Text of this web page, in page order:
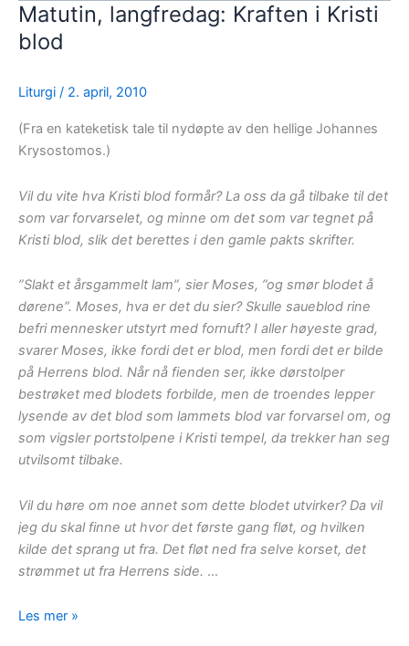
Matutin, langfredag: Kraften i Kristi
blod
Liturgi / 2. april, 2010
(Fra en kateketisk tale til nydøpte av den hellige Johannes
Krysostomos.)
Vil du vite hva Kristi blod formår? La oss da gå tilbake til det
som var forvarselet, og minne om det som var tegnet på
Kristi blod, slik det berettes i den gamle pakts skrifter.
”Slakt et årsgammelt lam”, sier Moses, ”og smør blodet å
dørene”. Moses, hva er det du sier? Skulle saueblod rine
befri mennesker utstyrt med fornuft? I aller høyeste grad,
svarer Moses, ikke fordi det er blod, men fordi det er bilde
på Herrens blod. Når nå fienden ser, ikke dørstolper
bestrøket med blodets forbilde, men de troendes lepper
lysende av det blod som lammets blod var forvarsel om, og
som vigsler portstolpene i Kristi tempel, da trekker han seg
utvilsomt tilbake.
Vil du høre om noe annet som dette blodet utvirker? Da vil
jeg du skal finne ut hvor det første gang fløt, og hvilken
kilde det sprang ut fra. Det fløt ned fra selve korset, det
strømmet ut fra Herrens side. …
Matutin,
Les mer »